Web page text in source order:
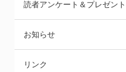
読者アンケート＆プレゼント
お知らせ
リンク